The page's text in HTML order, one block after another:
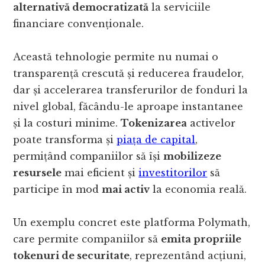
alternativă democratizată la serviciile
financiare convenționale.
Această tehnologie permite nu numai o
transparență crescută și reducerea fraudelor,
dar și accelerarea transferurilor de fonduri la
nivel global, făcându-le aproape instantanee
și la costuri minime.Tokenizarea activelor
poate transforma șipiața de capital,
permițând companiilor să îșimobilizeze
resursele mai eficient șiinvestitorilor să
participe în modmai activ la economia reală.
Un exemplu concret este platforma Polymath,
care permite companiilor să emita propriile
tokenuri de securitate, reprezentând acțiuni,